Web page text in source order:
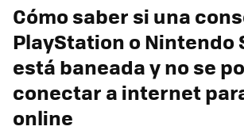
Cómo saber si una
PlayStation o Nintendo
está baneada y no se
conectar a internet
online